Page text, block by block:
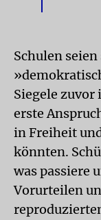
Schulen
Siegele
erste
in Freiheit
könnten.
was passiere
Vorurteilen